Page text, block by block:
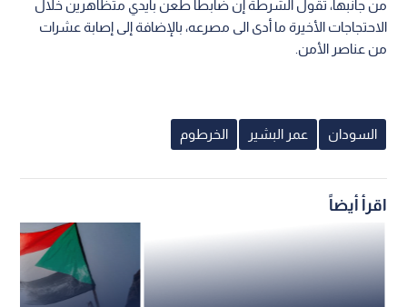
من جانبها، تقول الشرطة إن ضابطا طعن بأيدي متظاهرين خلال
الاحتجاجات الأخيرة ما أدى الى مصرعه، بالإضافة إلى إصابة عشرات
من عناصر الأمن.
السودان عمر البشير الخرطوم
اقرأ أيضاً